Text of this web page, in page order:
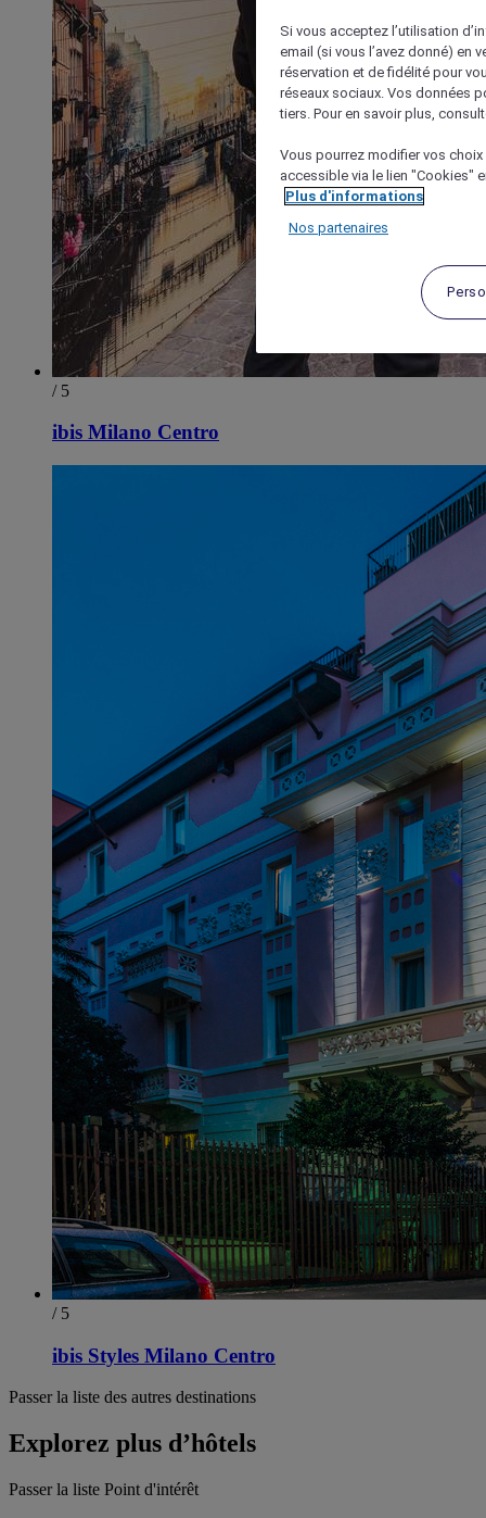
/ 5
ibis Milano Centro
/ 5
ibis Styles Milano Centro
Passer la liste des autres destinations
Explorez plus d’hôtels
Passer la liste Point d'intérêt
Si vous acceptez l’utilisation
email (si vous l’avez donné) en
réservation et de fidélité pour
réseaux sociaux. Vos données
tiers. Pour en savoir plus,
Vous pourrez modifier vos
accessible via le lien "Cookies"
Plus d'informations
Nos partenaires